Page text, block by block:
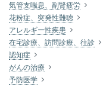
気管支喘息、副腎疲労
花粉症、突発性難聴
アレルギー性疾患
在宅診療、訪問診療、往診
認知症
がんの治療
予防医学